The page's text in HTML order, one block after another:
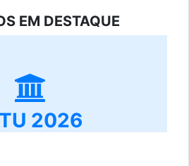
EM DESTAQUE
2026